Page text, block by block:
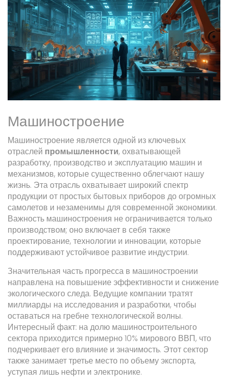
Машиностроение
Машиностроение является одной из ключевых
отраслей промышленности, охватывающей
разработку, производство и эксплуатацию машин и
механизмов, которые существенно облегчают нашу
жизнь. Эта отрасль охватывает широкий спектр
продукции от простых бытовых приборов до огромных
самолетов и незаменимы для современной экономики.
Важность машиностроения не ограничивается только
производством; оно включает в себя также
проектирование, технологии и инновации, которые
поддерживают устойчивое развитие индустрии.
Значительная часть прогресса в машиностроении
направлена на повышение эффективности и снижение
экологического следа. Ведущие компании тратят
миллиарды на исследования и разработки, чтобы
оставаться на гребне технологической волны.
Интересный факт: на долю машиностроительного
сектора приходится примерно 10% мирового ВВП, что
подчеркивает его влияние и значимость. Этот сектор
также занимает третье место по объему экспорта,
уступая лишь нефти и электронике.